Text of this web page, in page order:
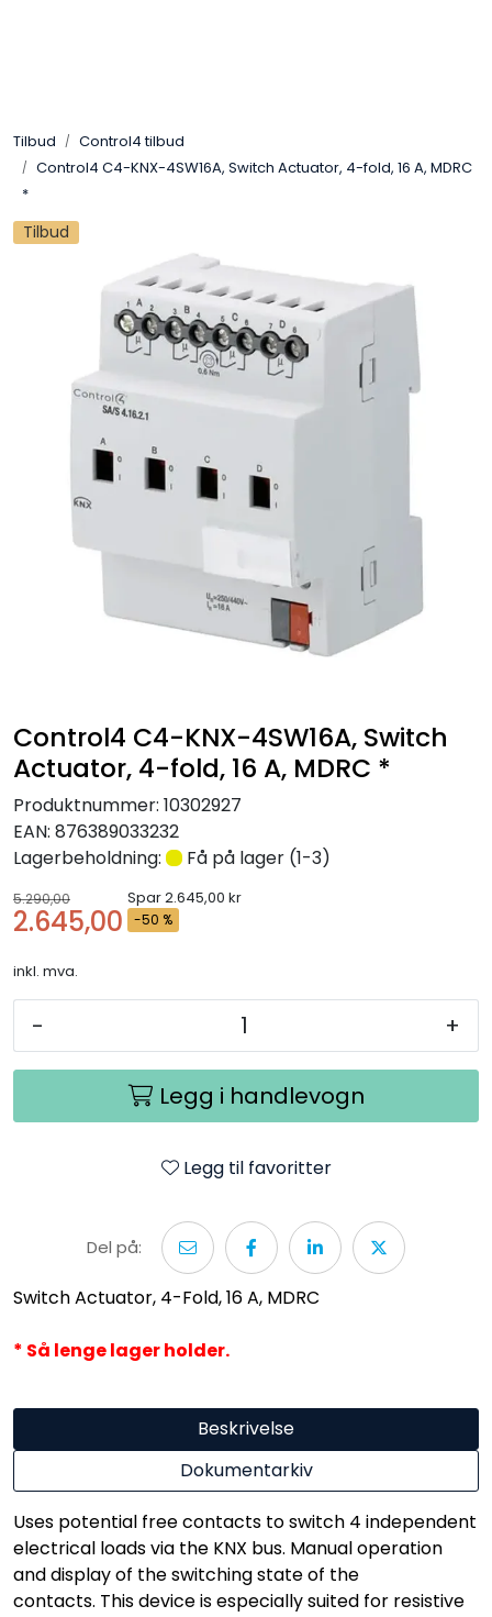
Tilbud
Control4 tilbud
Control4 C4-KNX-4SW16A, Switch Actuator, 4-fold, 16 A, MDRC
*
Tilbud
Control4 C4-KNX-4SW16A, Switch
Actuator, 4-fold, 16 A, MDRC *
Produktnummer: 10302927
EAN: 876389033232
Lagerbeholdning:
Få på lager (1-3)
5.290,00
2.645,00
Spar 2.645,00 kr
-50 %
inkl. mva.
- +
Legg i handlevogn
Legg til favoritter
Del på:
Switch Actuator, 4-Fold, 16 A, MDRC
* Så lenge lager holder.
Beskrivelse
Dokumentarkiv
Uses potential free contacts to switch 4 independent
electrical loads via the KNX bus. Manual operation
and display of the switching state of the
contacts. This device is especially suited for resistive
SONOS
Høyttalere
Nettverk